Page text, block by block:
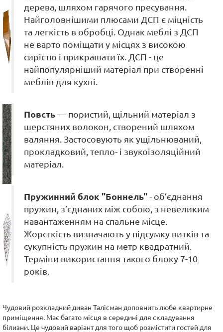
дерева, шляхом гарячого пресування.
Найголовнішими плюсами ДСП є міцність
та легкість в обробці. Однак меблі з ДСП
не варто поміщати у місцях з високою
сирістю і прикрашати їх. ДСП - це
найпопулярніший матеріал при створенні
меблів для кухні.
Повсть — пористий, щільний матеріал з
шерстяних волокон, створений шляхом
валяння. Застосовують як ущільнюваний,
прокладковий, тепло- і звукоізоляційний
матеріал.
Пружинний блок "Боннель" - об’єднання
пружин, з’єднаних між собою, з невеликим
навантаженням на спальне місце.
Жорсткість визначають у підсумку витків та
сукупність пружин на метр квадратний.
Терміни використання такого блоку 7-10
років.
Чудовий розкладний диван Талісман доповнить любе квартирне
приміщення. Має багато місця в середині для складування
білизни. Це чудовий варіант для того щоб розмістити гостей для